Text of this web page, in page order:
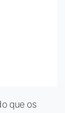
que os